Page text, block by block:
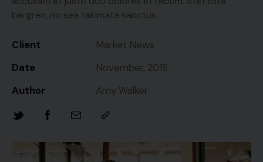
bergren, no sea takimata sanctus.
Client
Market News
Date
November, 2019
Author
Amy Walker